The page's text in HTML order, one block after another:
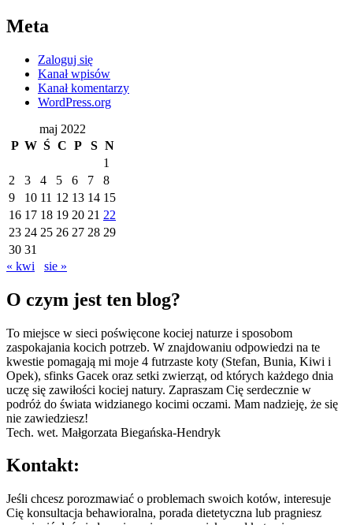
Meta
Zaloguj się
Kanał wpisów
Kanał komentarzy
WordPress.org
maj 2022
P W Ś C P S N
1
2
3 4 5 6 7
8
9
10 11 12 13 14 15
16 17 18 19 20 21 22
23 24 25 26 27 28 29
30 31
« kwi
sie »
O czym jest ten blog?
To miejsce w sieci poświęcone kociej naturze i sposobom
zaspokajania kocich potrzeb. W znajdowaniu odpowiedzi na te
kwestie pomagają mi moje 4 futrzaste koty (Stefan, Bunia, Kiwi i
Opek), sfinks Gacek oraz setki zwierząt, od których każdego dnia
uczę się zawiłości kociej natury. Zapraszam Cię serdecznie w
podróż do świata widzianego kocimi oczami. Mam nadzieję, że się
nie zawiedziesz!
Tech. wet. Małgorzata Biegańska-Hendryk
Kontakt:
Jeśli chcesz porozmawiać o problemach swoich kotów, interesuje
Cię konsultacja behawioralna, porada dietetyczna lub pragniesz